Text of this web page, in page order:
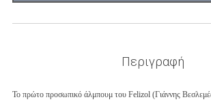
Περιγραφή
Το πρώτο προσωπικό άλμπουμ του Felizol (Γιάννης